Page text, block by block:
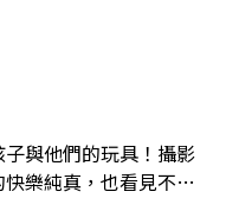
與他們的玩具！攝影
樂純真，也看見不同